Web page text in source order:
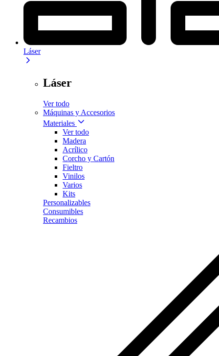
Láser
Láser
Ver todo
Máquinas y Accesorios
Materiales
Ver todo
Madera
Acrílico
Corcho y Cartón
Fieltro
Vinilos
Varios
Kits
Personalizables
Consumibles
Recambios